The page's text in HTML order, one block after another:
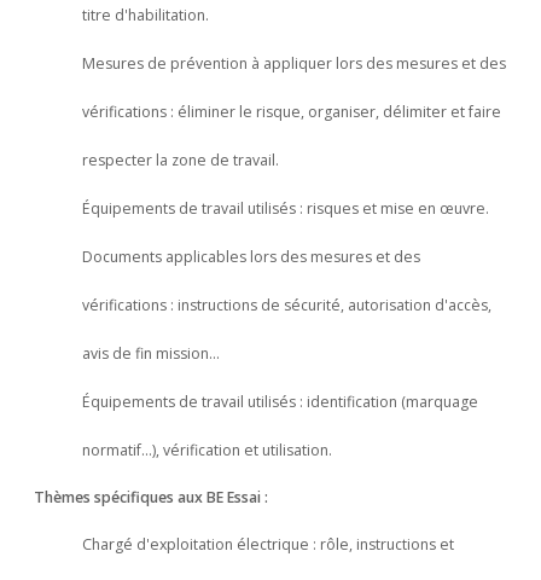
titre d'habilitation.
Mesures de prévention à appliquer lors des mesures et des
vérifications : éliminer le risque, organiser, délimiter et faire
respecter la zone de travail.
Équipements de travail utilisés : risques et mise en œuvre.
Documents applicables lors des mesures et des
vérifications : instructions de sécurité, autorisation d'accès,
avis de fin mission…
Équipements de travail utilisés : identification (marquage
normatif…), vérification et utilisation.
Thèmes spécifiques aux BE Essai :
Chargé d'exploitation électrique : rôle, instructions et